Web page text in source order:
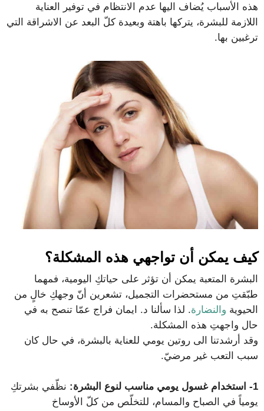
هذه الأسباب يُضاف اليها عدم الانتظام في توفير العناية
اللازمة للبشرة، يتركها باهتة وبعيدة كلّ البعد عن الاشراقة التي
ترغبين بها.
كيف يمكن أن تواجهي هذه المشكلة؟
البشرة المتعبة يمكن أن تؤثر على حياتكِ اليومية، فمهما
طبّقتِ من مستحضرات التجميل، تشعرين أنّ وجهكِ خالٍ من
الحيوية والنضارة. لذا سألنا د. ايمان فراج عمّا تنصح به في
حال واجهتِ هذه المشكلة.
وقد أرشدتنا الى روتين يومي للعناية بالبشرة، في حال كان
سبب التعب غير مرضيّ.
1- استخدام غسول يومي مناسب لنوع البشرة:
نظّفي بشرتكِ
يومياً في الصباح والمسام، للتخلّص من كلّ الأوساخ